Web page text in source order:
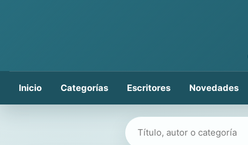
Inicio Categorías Escritores Novedades
Buscar libros